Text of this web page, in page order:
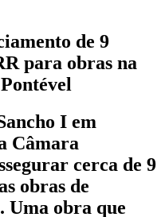
de 9
para obras na
I em
Câmara
cerca de 9
obras de
Uma obra que